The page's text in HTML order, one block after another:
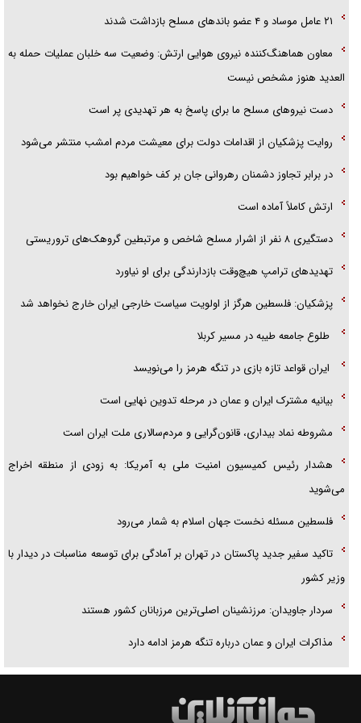
۲۱ عامل موساد و ۴ عضو باند‌های مسلح بازداشت شدند
معاون هماهنگ‌کننده نیروی هوایی ارتش: وضعیت سه خلبان عملیات حمله به
العدید هنوز مشخص نیست
دست نیرو‌های مسلح ما برای پاسخ به هر تهدیدی پر است
روایت پزشکیان از اقدامات دولت برای معیشت مردم امشب منتشر می‌شود
در برابر تجاوز دشمنان رهروانی جان بر کف خواهیم بود
ارتش کاملاً آماده است
دستگیری ۸ نفر از اشرار مسلح شاخص و مرتبطین گروهک‌های تروریستی
تهدید‌های ترامپ هیچ‌وقت بازدارندگی برای او نیاورد
پزشکیان: فلسطین هرگز از اولویت سیاست خارجی ایران خارج نخواهد شد
طلوع جامعه طیبه در مسیر کربلا
ایران قواعد تازه بازی در تنگه هرمز را می‌نویسد
بیانیه مشترک ایران و عمان در مرحله تدوین نهایی است
مشروطه نماد بیداری، قانون‌گرایی و مردم‌سالاری ملت ایران است
هشدار رئیس کمیسیون امنیت ملی به آمریکا: به زودی از منطقه اخراج
می‌شوید
فلسطین مسئله نخست جهان اسلام به شمار می‌رود
تاکید سفیر جدید پاکستان در تهران بر آمادگی برای توسعه مناسبات در دیدار با
وزیر کشور
سردار جاویدان: مرزنشینان اصلی‌ترین مرزبانان کشور هستند
مذاکرات ایران و عمان درباره تنگه هرمز ادامه دارد